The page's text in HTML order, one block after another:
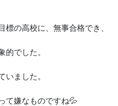
の高校に、無事合格でき、
的でした。
いました。
て嫌なものですね💦